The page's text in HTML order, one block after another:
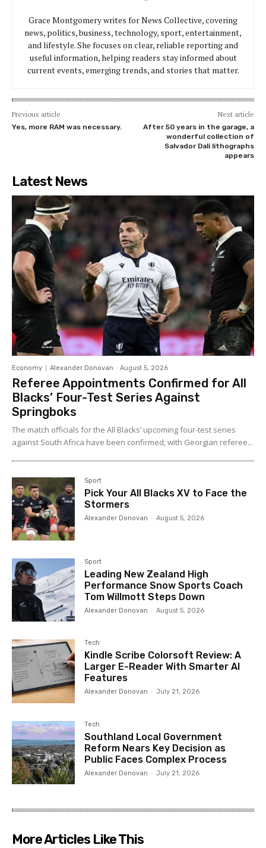
Grace Montgomery writes for News Collective, covering
news, politics, business, technology, sport, entertainment,
and lifestyle. She focuses on clear, reliable reporting and
useful information, helping readers stay informed about
current events, emerging trends, and stories that matter.
Previous article
Yes, more RAM was necessary.
Next article
After 50 years in the garage, a
wonderful collection of
Salvador Dali lithographs
appears
Latest News
Economy Alexander Donovan - August 5, 2026
Referee Appointments Confirmed for All
Blacks’ Four-Test Series Against
Springboks
The match officials for the All Blacks’ upcoming four-test series
against South Africa have been confirmed, with Georgian referee...
Sport
Pick Your All Blacks XV to Face the
Stormers
Alexander Donovan - August 5, 2026
Sport
Leading New Zealand High
Performance Snow Sports Coach
Tom Willmott Steps Down
Alexander Donovan - August 5, 2026
Tech
Kindle Scribe Colorsoft Review: A
Larger E-Reader With Smarter AI
Features
Alexander Donovan - July 21, 2026
Tech
Southland Local Government
Reform Nears Key Decision as
Public Faces Complex Process
Alexander Donovan - July 21, 2026
More Articles Like This